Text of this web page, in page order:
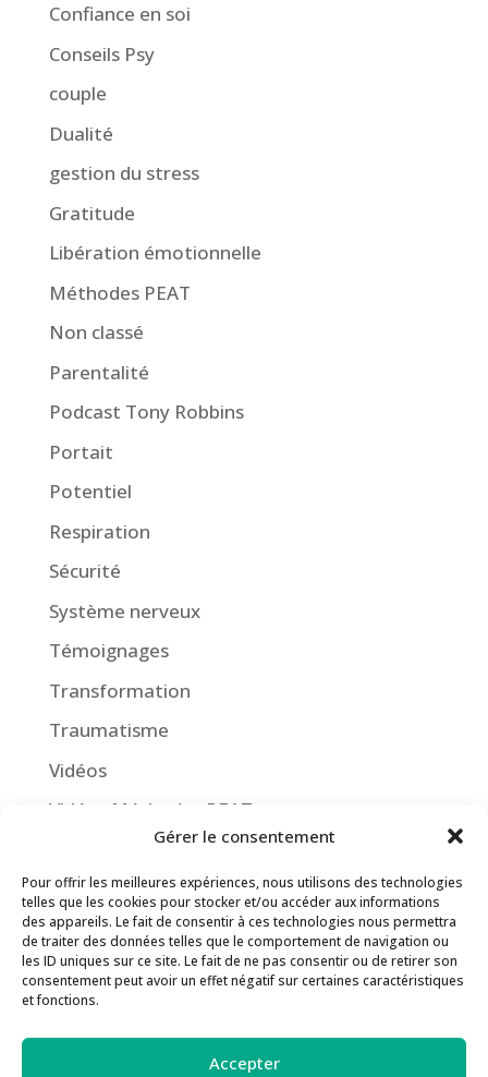
Gérer le consentement
Pour offrir les meilleures expériences, nous utilisons des technologies
telles que les cookies pour stocker et/ou accéder aux informations
des appareils. Le fait de consentir à ces technologies nous permettra
de traiter des données telles que le comportement de navigation ou
les ID uniques sur ce site. Le fait de ne pas consentir ou de retirer son
consentement peut avoir un effet négatif sur certaines caractéristiques
et fonctions.
Accepter
Confiance en soi
Conseils Psy
couple
Dualité
gestion du stress
Gratitude
Libération émotionnelle
Méthodes PEAT
Non classé
Parentalité
Podcast Tony Robbins
Portait
Potentiel
Respiration
Sécurité
Système nerveux
Témoignages
Transformation
Traumatisme
Vidéos
Vidéos Méthodes PEAT
Contact
Inscription Newsletter
Séances de supervision
Guide des Méthodes PEAT
Actualités